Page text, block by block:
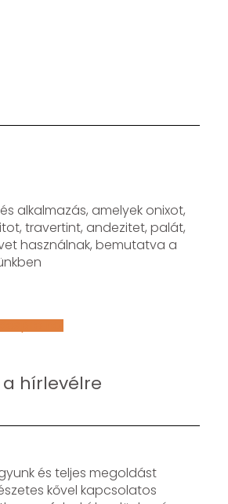
alkalmazás, amelyek onixot,
travertint, andezitet, palát,
használnak, bemutatva a
noi
hírlevélre
és teljes megoldást
kővel kapcsolatos